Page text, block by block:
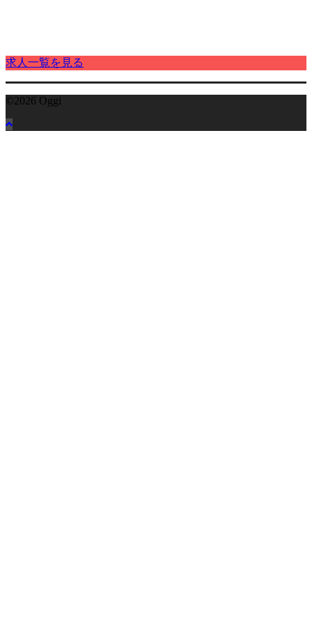
求人一覧を見る
©2026 Oggi